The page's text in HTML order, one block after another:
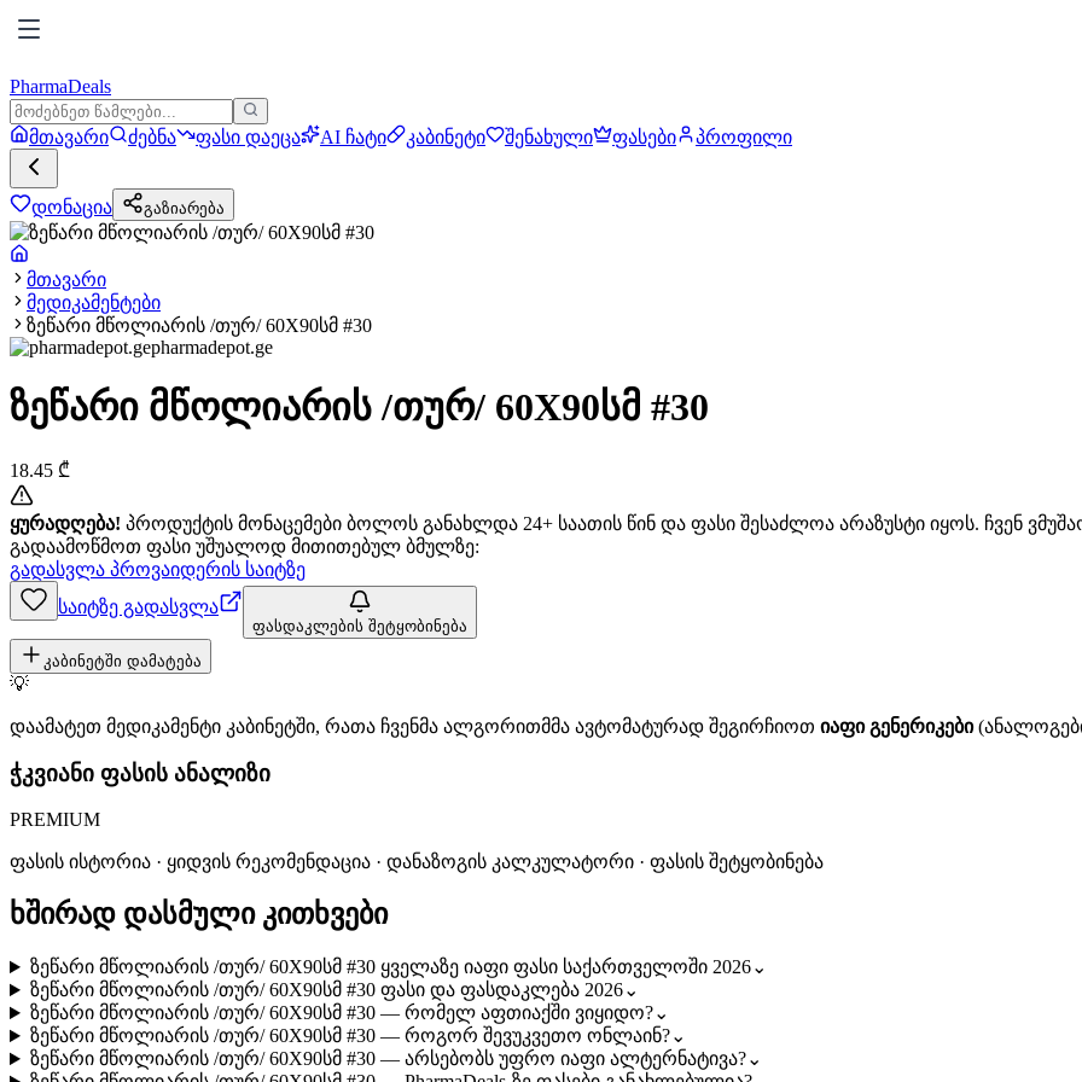
PharmaDeals
მთავარი ძებნა ფასი დაეცა AI ჩატი კაბინეტი შენახული ფასები პროფილი
დონაცია გაზიარება
მთავარი
მედიკამენტები
ზეწარი მწოლიარის /თურ/ 60X90სმ #30
pharmadepot.ge
ზეწარი მწოლიარის /თურ/ 60X90სმ #30
18.45 ₾
ყურადღება! პროდუქტის მონაცემები ბოლოს განახლდა 24+ საათის წინ და ფასი შესაძლოა არაზუსტი იყოს. ჩვენ
გადაამოწმოთ ფასი უშუალოდ მითითებულ ბმულზე:
გადასვლა პროვაიდერის საიტზე
საიტზე გადასვლა
ფასდაკლების შეტყობინება
კაბინეტში დამატება
💡
დაამატეთ მედიკამენტი კაბინეტში, რათა ჩვენმა ალგორითმმა ავტომატურად შეგირჩიოთ იაფი გენერიკები
ჭკვიანი ფასის ანალიზი
PREMIUM
ფასის ისტორია · ყიდვის რეკომენდაცია · დანაზოგის კალკულატორი · ფასის შეტყობინება
ხშირად დასმული კითხვები
ზეწარი მწოლიარის /თურ/ 60X90სმ #30 ყველაზე იაფი ფასი საქართველოში 2026⌄
ზეწარი მწოლიარის /თურ/ 60X90სმ #30 ფასი და ფასდაკლება 2026⌄
ზეწარი მწოლიარის /თურ/ 60X90სმ #30 — რომელ აფთიაქში ვიყიდო?⌄
ზეწარი მწოლიარის /თურ/ 60X90სმ #30 — როგორ შევუკვეთო ონლაინ?⌄
ზეწარი მწოლიარის /თურ/ 60X90სმ #30 — არსებობს უფრო იაფი ალტერნატივა?⌄